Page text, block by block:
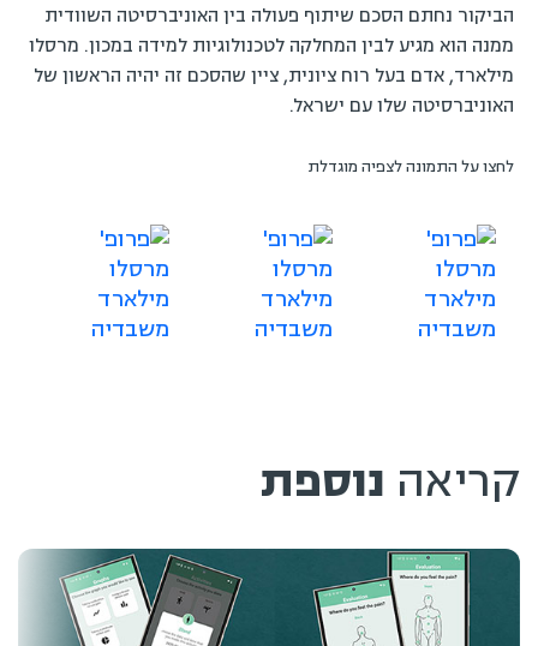
הביקור נחתם הסכם שיתוף פעולה בין האוניברסיטה השוודית
ממנה הוא מגיע לבין המחלקה לטכנולוגיות למידה במכון. מרסלו
מילארד, אדם בעל רוח ציונית, ציין שהסכם זה יהיה הראשון של
האוניברסיטה שלו עם ישראל.
לחצו על התמונה לצפיה מוגדלת
קריאה נוספת